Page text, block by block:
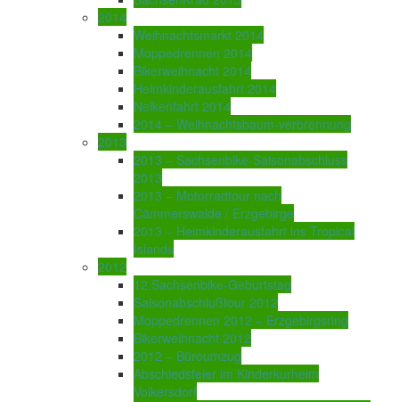
2014
Weihnachtsmarkt 2014
Moppedrennen 2014
Bikerweihnacht 2014
Heimkinderausfahrt 2014
Nelkenfahrt 2014
2014 – Weihnachtsbaum-verbrennung
2013
2013 – Sachsenbike-Saisonabschluss
2013
2013 – Motorradtour nach
Cämmerswalde / Erzgebirge
2013 – Heimkinderausfahrt ins Tropical
Islands
2012
12.Sachsenbike-Geburtstag
Saisonabschlußtour 2012
Moppedrennen 2012 – Erzgebirgsring
Bikerweihnacht 2012
2012 – Büroumzug
Abschiedsfeier im Kinderkurheim
Volkersdorf